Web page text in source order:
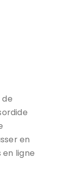
en
en ligne